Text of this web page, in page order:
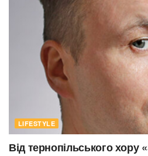
LIFESTYLE
Від тернопільського хору